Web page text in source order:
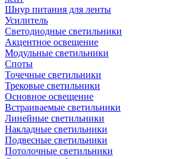
Шнур питания для ленты
Усилитель
Светодиодные светильники
Акцентное освещение
Модульные светильники
Споты
Точечные светильники
Трековые светильники
Основное освещение
Встраиваемые светильники
Линейные светильники
Накладные светильники
Подвесные светильники
Потолочные светильники